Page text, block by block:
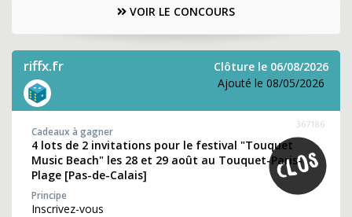
VOIR LE CONCOURS
riffx.fr
Clôture le 06/08/2026
Ajouté le 08/05/2026
367186
Cadeaux à gagner
4 lots de 2 invitations pour le festival "Touquet
Music Beach" les 28 et 29 août au Touquet-Paris-
Plage [Pas-de-Calais]
Principe
Inscrivez-vous